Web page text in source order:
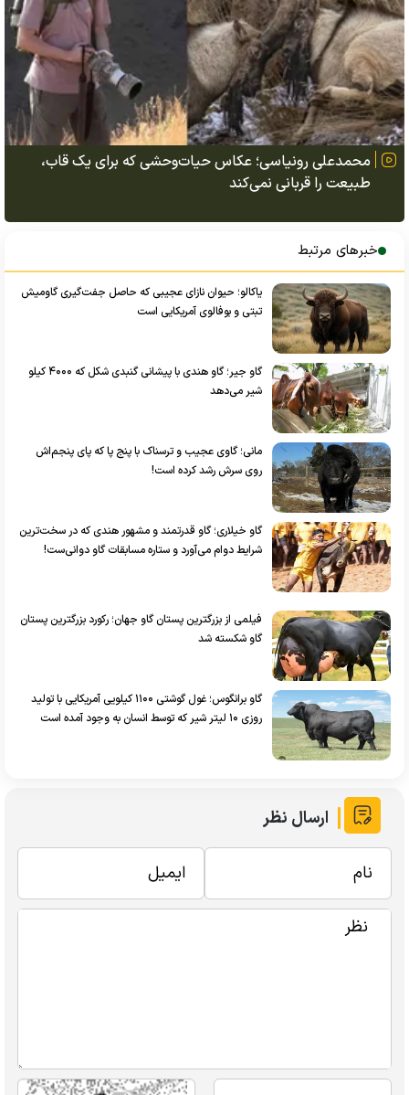
محمدعلی رونیاسی؛ عکاس حیات‌وحشی که برای یک قاب،
طبیعت را قربانی نمی‌کند
خبرهای مرتبط
یاکالو؛ حیوان نازای عجیبی که حاصل جفت‌گیری گاومیش
تبتی و بوفالوی آمریکایی است
گاو جیر؛ گاو هندی با پیشانی گنبدی شکل که ۴۰۰۰ کیلو
شیر می‌دهد
مانی؛ گاوی عجیب و ترسناک با پنج پا که پای پنجم‌اش
روی سرش رشد کرده است!
گاو خیلاری؛ گاو قدرتمند و مشهور هندی که در سخت‌ترین
شرایط دوام می‌آورد و ستاره مسابقات گاو دوانی‌ست!
فیلمی از بزرگترین پستان گاو جهان؛ رکورد بزرگترین پستان
گاو شکسته شد
گاو برانگوس؛ غول گوشتی ۱۱۰۰ کیلویی آمریکایی با تولید
روزی ۱۰ لیتر شیر که توسط انسان به وجود آمده است
ارسال نظر